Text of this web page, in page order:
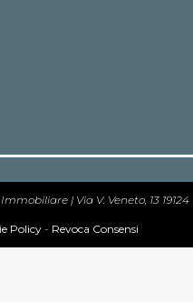
| Via V. Veneto, 13
Policy - Revoca Consensi